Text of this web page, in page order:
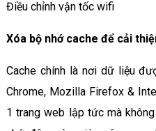
Điều chỉnh vận tốc wifi
Xóa bộ nhớ cache để cải
Cache chính là nơi dữ liệu
Chrome, Mozilla Firefox &
1 trang web lập tức mà